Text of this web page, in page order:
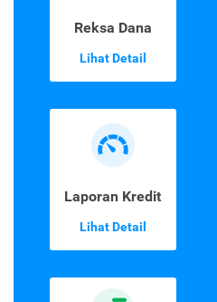
Reksa Dana
Lihat Detail
Laporan Kredit
Lihat Detail